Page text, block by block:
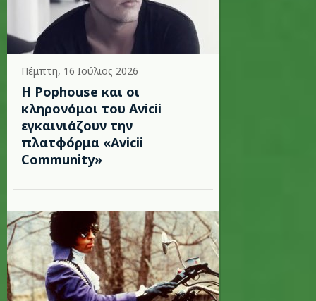
Πέμπτη, 16 Ιούλιος 2026
Η Pophouse και οι
κληρονόμοι του Avicii
εγκαινιάζουν την
πλατφόρμα «Avicii
Community»